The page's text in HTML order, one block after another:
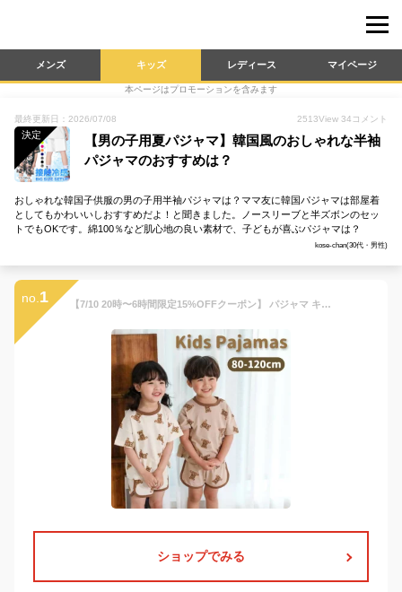
メンズ キッズ レディース マイページ
本ページはプロモーションを含みます
最終更新日：2026/07/08 2513View 34 コメント
決定
【男の子用夏パジャマ】韓国風のおしゃれな半袖
パジャマのおすすめは？
おしゃれな韓国子供服の男の子用半袖パジャマは？ママ友に韓国パジャマは部屋着
としてもかわいいしおすすめだよ！と聞きました。ノースリーブと半ズボンのセッ
トでもOKです。綿100％など肌心地の良い素材で、子どもが喜ぶパジャマは？
kose-chan(30代・男性)
no. 1 【7/10 20時〜6時間限定15%OFFクーポン】 パジャマ キッズ ベビー 子供服 男の子 女の子 クマ くま テディベア パジャマ 部屋着 寝巻 半袖 短パン 夏 セットアップ 上下セット かわいい おしゃれ 韓国 韓国子供服
ショップでみる